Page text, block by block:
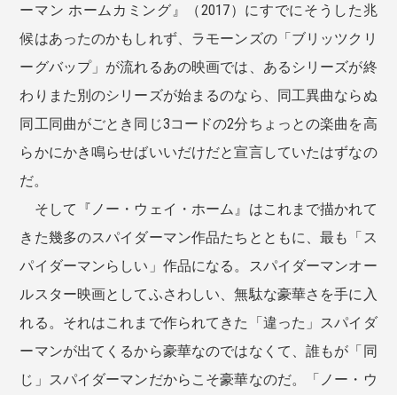
ーマン ホームカミング』（2017）にすでにそうした兆
候はあったのかもしれず、ラモーンズの「ブリッツクリ
ーグバップ」が流れるあの映画では、あるシリーズが終
わりまた別のシリーズが始まるのなら、同工異曲ならぬ
同工同曲がごとき同じ3コードの2分ちょっとの楽曲を高
らかにかき鳴らせばいいだけだと宣言していたはずなの
だ。
そして『ノー・ウェイ・ホーム』はこれまで描かれて
きた幾多のスパイダーマン作品たちとともに、最も「ス
パイダーマンらしい」作品になる。スパイダーマンオー
ルスター映画としてふさわしい、無駄な豪華さを手に入
れる。それはこれまで作られてきた「違った」スパイダ
ーマンが出てくるから豪華なのではなくて、誰もが「同
じ」スパイダーマンだからこそ豪華なのだ。「ノー・ウ